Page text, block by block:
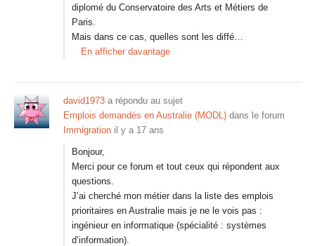
diplomé du Conservatoire des Arts et Métiers de
Paris.
Mais dans ce cas, quelles sont les diffé…
En afficher davantage
david1973 a répondu au sujet
Emplois demandés en Australie (MODL) dans le forum
Immigration il y a 17 ans
Bonjour,
Merci pour ce forum et tout ceux qui répondent aux
questions.
J’ai cherché mon métier dans la liste des emplois
prioritaires en Australie mais je ne le vois pas :
ingénieur en informatique (spécialité : systèmes
d’information).